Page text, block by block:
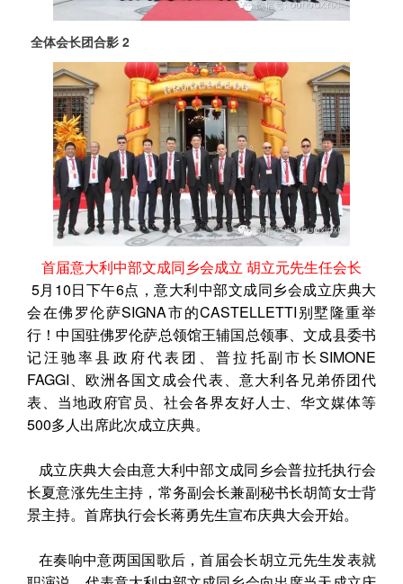
全体会长团合影 2
首届意大利中部文成同乡会成立 胡立元先生任会长
5月10日下午6点，意大利中部文成同乡会成立庆典大
会在佛罗伦萨SIGNA市的CASTELLETTI别墅隆重举
行！中国驻佛罗伦萨总领馆王辅国总领事、文成县委书
记汪驰率县政府代表团、普拉托副市长SIMONE
FAGGI、欧洲各国文成会代表、意大利各兄弟侨团代
表、当地政府官员、社会各界友好人士、华文媒体等
500多人出席此次成立庆典。
成立庆典大会由意大利中部文成同乡会普拉托执行会
长夏意涨先生主持，常务副会长兼副秘书长胡简女士背
景主持。首席执行会长蒋勇先生宣布庆典大会开始。
在奏响中意两国国歌后，首届会长胡立元先生发表就